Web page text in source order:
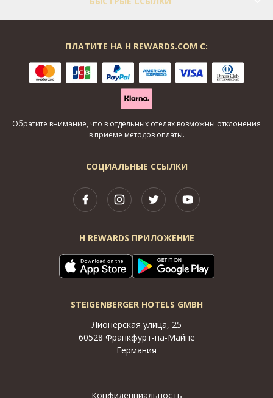
СОЦИАЛЬНЫЕ ССЫЛКИ
H REWARDS ПРИЛОЖЕНИЕ
STEIGENBERGER HOTELS GMBH
Лионерская улица, 25
60528 Франкфурт-на-Майне
Германия
ПЛАТИТЕ НА H REWARDS.COM С:
Обратите внимание, что в отдельных отелях возможны отклонения
в приеме методов оплаты.
Конфиденциальность